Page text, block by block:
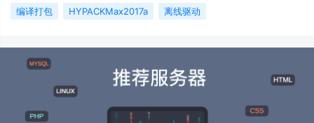
编译打包
HYPACKMax2017a 离线驱动